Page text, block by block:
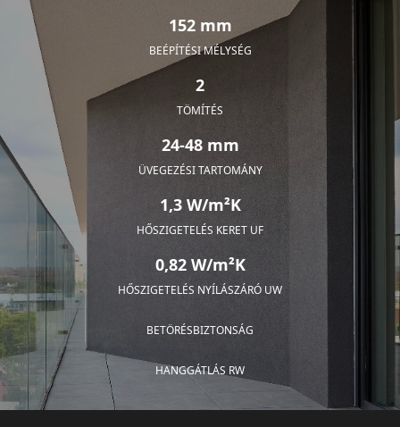
152 mm
BEÉPÍTÉSI MÉLYSÉG
2
TÖMÍTÉS
24-48 mm
ÜVEGEZÉSI TARTOMÁNY
1,3 W/m²K
HŐSZIGETELÉS KERET UF
0,82 W/m²K
HŐSZIGETELÉS NYÍLÁSZÁRÓ UW
BETÖRÉSBIZTONSÁG
HANGGÁTLÁS RW